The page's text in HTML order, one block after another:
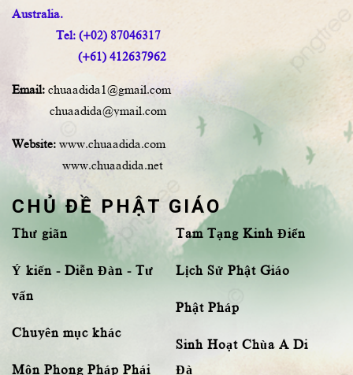
Australia.
Tel: (+02) 87046317
(+61) 412637962
Email: chuaadida1@gmail.com
chuaadida@ymail.com
Website: www.chuaadida.com
www.chuaadida.net
CHỦ ĐỀ PHẬT GIÁO
Thư giãn
Ý kiến - Diễn Đàn - Tư
vấn
Chuyên mục khác
Môn Phong Pháp Phái
Tam Tạng Kinh Điển
Lịch Sử Phật Giáo
Phật Pháp
Sinh Hoạt Chùa A Di
Đà